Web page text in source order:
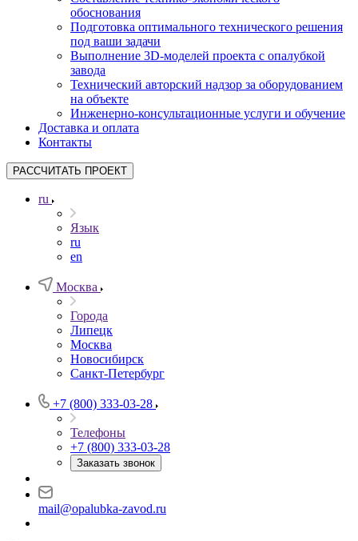
обоснования
Подготовка оптимального технического решения
под ваши задачи
Выполнение 3D-моделей проекта с опалубкой
завода
Технический авторский надзор за оборудованием
на объекте
Инженерно-консультационные услуги и обучение
Доставка и оплата
Контакты
РАССЧИТАТЬ ПРОЕКТ
ru
Язык
ru
en
Москва
Города
Липецк
Москва
Новосибирск
Санкт-Петербург
+7 (800) 333-03-28
Телефоны
+7 (800) 333-03-28
Заказать звонок
mail@opalubka-zavod.ru